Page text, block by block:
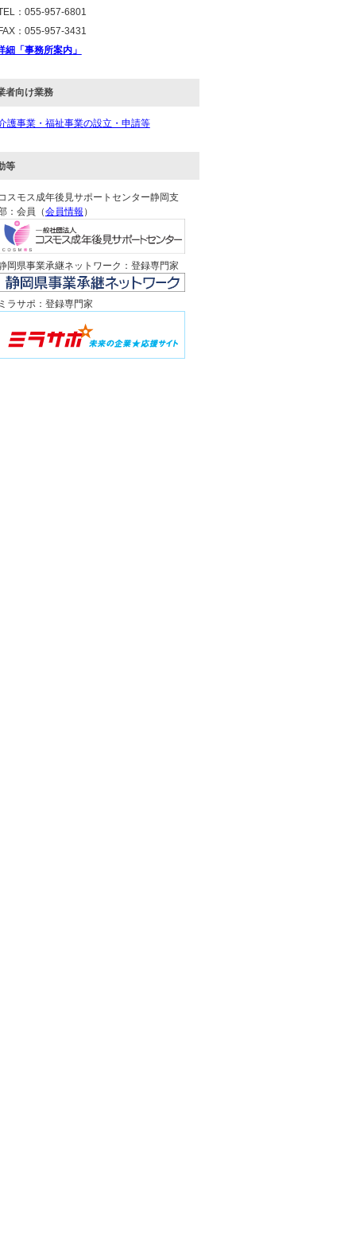
：055-957-6801
：055-957-3431
細「事務所案内」
者向け業務
護事業・福祉事業の設立・申請等
等
スモス成年後見サポートセンター静岡支
：会員（会員情報 ）
岡県事業承継ネットワーク：登録専門家
ラサポ：登録専門家